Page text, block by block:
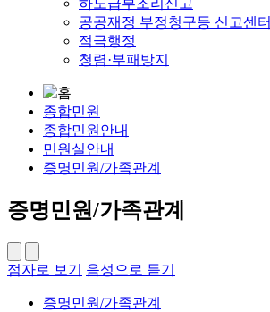
공공재정 부정청구등 신고센터
적극행정
청렴·부패방지
종합민원
종합민원안내
민원실안내
증명민원/가족관계
증명민원/가족관계
점자로 보기 음성으로 듣기
증명민원/가족관계